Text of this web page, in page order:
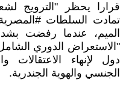
قرارا يحظر "الترويج
تمادت السلطات
"الاستعراض الدوري
دول لإنهاء الاعتقالات
الجنسي والهوية الجندرية.